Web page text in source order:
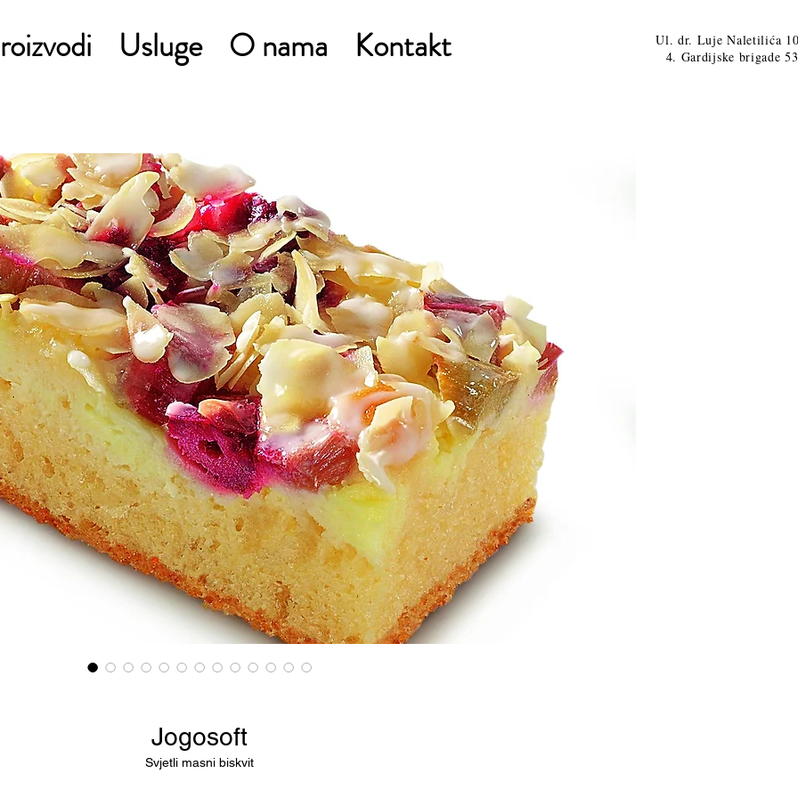
Usluge O nama Kontakt
Ul. dr. Luje Naletilića
4. Gardijske brigade
Jogosoft
Svjetli masni biskvit